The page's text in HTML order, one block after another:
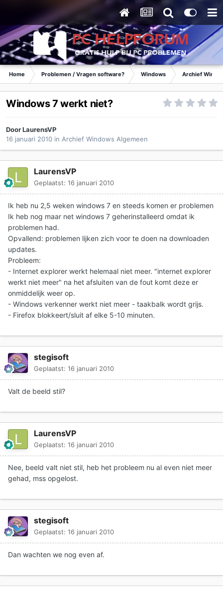
Home Problemen / Vragen software? Windows Archief
Windows 7 werkt niet?
DoorLaurensVP
16 januari 2010 in Archief Windows Algemeen
LaurensVP
Geplaatst: 16 januari 2010
Ik heb nu 2,5 weken windows 7 en steeds komen er problemen
Ik heb nog maar net windows 7 geherinstalleerd omdat ik
problemen had.
Opvallend: problemen lijken zich voor te doen na downloaden
updates.
Probleem:
- Internet explorer werkt helemaal niet meer. "internet explorer
werkt niet meer" na het afsluiten van de fout komt deze er
onmiddelijk weer op.
- Windows verkenner werkt niet meer - taakbalk wordt grijs.
- Firefox blokkeert/sluit af elke 5-10 minuten.
stegisoft
Geplaatst: 16 januari 2010
Valt de beeld stil?
LaurensVP
Geplaatst: 16 januari 2010
Nee, beeld valt niet stil, heb het probleem nu al even niet meer
gehad, mss opgelost.
stegisoft
Geplaatst: 16 januari 2010
Dan wachten we nog even af.